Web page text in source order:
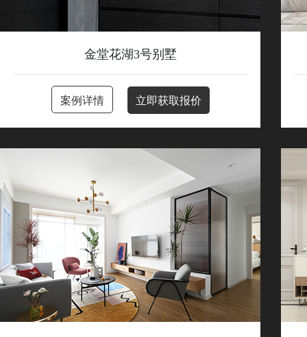
金堂花湖3号别墅
案例详情 立即获取报价